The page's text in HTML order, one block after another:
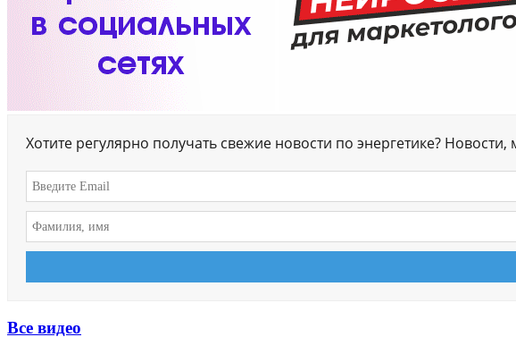
Хотите регулярно получать свежие новости по энергетике?
Все видео